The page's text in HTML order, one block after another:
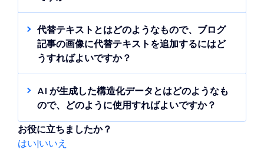
ば、ユーザーにサイトを見つけてもらうこと
はできません。
ヒント：以下を実践すると、検索エンジンに
重要なページをインデックスしてもらいやす
くなります：
ページのタイトルタグを明確にする
内部リンクで関連するコンテンツを紐づけ
る（英語）
少時間がかかる場合があります。
可視性を向上させるためには、以下を確認し
て更新することをおすすめします：
SEO 設定でインデックスが有効になってい
るか。
コンテンツや見出しに明確なキーワードが
使用されているか。
記事ごとに固有のメタディスクリプション
を入力しているか。
「noindex」または「nofollow」タグは、検索
エンジンがページを表示しないよう、または
リンクをたどらないよう指示するためのもの
です。これは、ページがまだ下書きの段階で
あったり、コンテンツがほとんどなかった
ように設定している場合に起こる可能性があ
ります。
このような場合は、以下を確認して更新する
ことをおすすめします：
代替テキストとはどのようなもので、ブログ
記事の画像に代替テキストを追加するにはど
うすればよいですか？
代替テキストとは、画像の内容を説明する短
い説明文のことを指します。代替テキスト
は、検索エンジンやスクリーンリーダーを使
用するユーザーに、画像の内容を伝える役割
を果たします。適切な代替テキストを追加す
ると、SEO とアクセシビリティが向上し、
AI が生成した構造化データとはどのようなも
ので、どのように使用すればよいですか？
AI 生成の構造化データは、Wix ブログの投稿
内容に基づいて Schema.org
自動的に作成する機能です。サイトの SEO 設
お役に立ちましたか？
はい|いいえ